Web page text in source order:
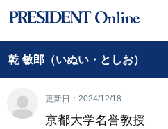
乾 敏郎（いぬい・としお）
更新日：2024/12/18
京都大学名誉教授